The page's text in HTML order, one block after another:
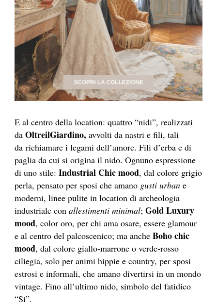
E al centro della location: quattro “nidi”, realizzati
da OltreilGiardino, avvolti da nastri e fili, tali
da richiamare i legami dell’amore. Fili d’erba e di
paglia da cui si origina il nido. Ognuno espressione
di uno stile: Industrial Chic mood, dal colore grigio
perla, pensato per sposi che amano gusti urban e
moderni, linee pulite in location di archeologia
industriale con allestimenti minimal; Gold Luxury
mood, color oro, per chi ama osare, essere glamour
e al centro del palcoscenico; ma anche Boho chic
mood, dal colore giallo-marrone o verde-rosso
ciliegia, solo per animi hippie e country, per sposi
estrosi e informali, che amano divertirsi in un mondo
vintage. Fino all’ultimo nido, simbolo del fatidico
“Si”.